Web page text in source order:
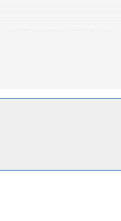
，周末 07:00 至 10:00。
议场地和会议室。酒店提供免